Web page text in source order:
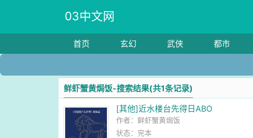
03中文网
首页 玄幻 武侠 都市
鲜虾蟹黄焗饭-搜索结果(共1条记录)
[其他]近水楼台先得日ABO
作者：鲜虾蟹黄焗饭
状态：完本